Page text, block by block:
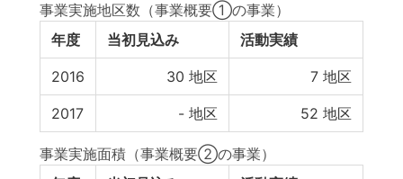
事業実施地区数（事業概要①の事業）
年度
当初見込み 活動実績
2016 30 地区 7 地区
2017 - 地区 52 地区
事業実施面積（事業概要②の事業）